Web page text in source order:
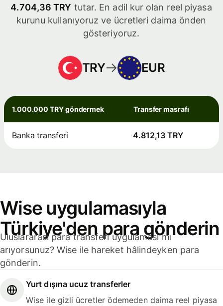
4.704,36 TRY tutar. En adil kur olan reel piyasa
kurunu kullanıyoruz ve ücretleri daima önden
gösteriyoruz.
TRY EUR
1.000.000 TRY göndermek Transfer masrafı
Banka transferi 4.812,13 TRY
Wise uygulamasıyla
Türkiye'den para gönderin
Uluslararası para transferi uygulaması mı
arıyorsunuz? Wise ile hareket hâlindeyken para
gönderin.
Yurt dışına ucuz transferler
Wise ile gizli ücretler ödemeden daima reel piyasa